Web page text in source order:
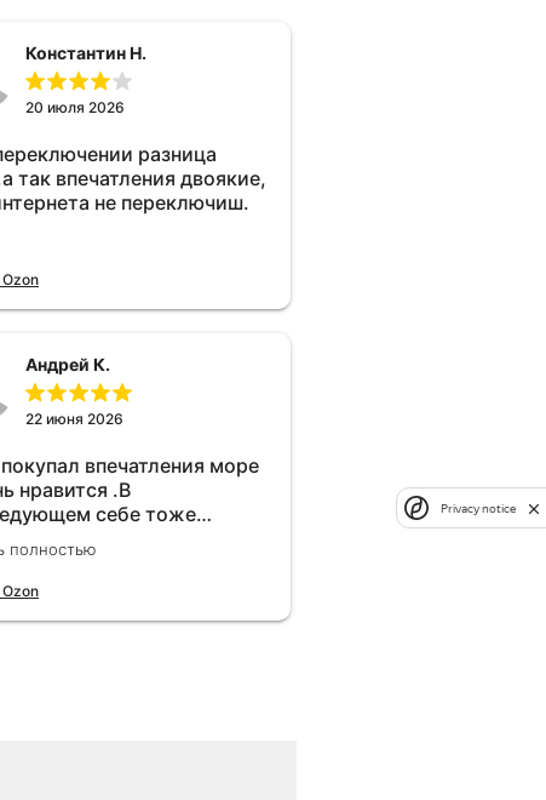
Константин Н.
20 июля 2026
разница
так впечатления двоякие,
не переключиш.
Андрей К.
22 июня 2026
впечатления море
нравится .В
себе тоже
прибавляет
полностью
Privacy notice